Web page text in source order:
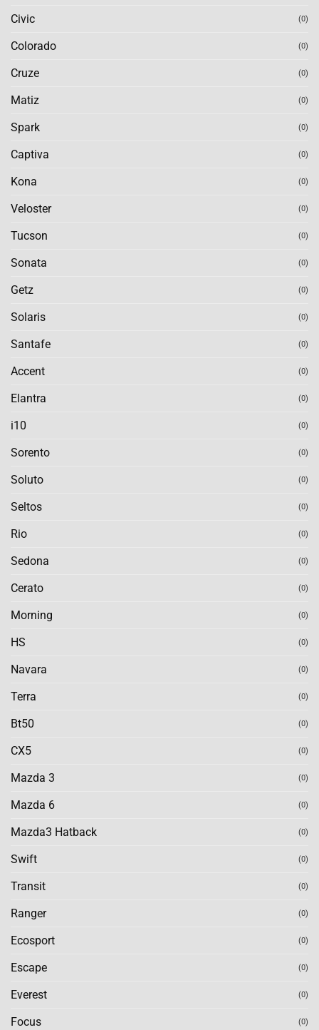
Civic (0)
Colorado (0)
Cruze (0)
Matiz (0)
Spark (0)
Captiva (0)
Kona (0)
Veloster (0)
Tucson (0)
Sonata (0)
Getz (0)
Solaris (0)
Santafe (0)
Accent (0)
Elantra (0)
i10 (0)
Sorento (0)
Soluto (0)
Seltos (0)
Rio (0)
Sedona (0)
Cerato (0)
Morning (0)
HS (0)
Navara (0)
Terra (0)
Bt50 (0)
CX5 (0)
Mazda 3 (0)
Mazda 6 (0)
Mazda3 Hatback (0)
Swift (0)
Transit (0)
Ranger (0)
Ecosport (0)
Escape (0)
Everest (0)
Focus (0)